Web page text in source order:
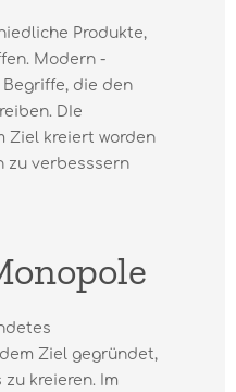
Produkte,
Modern -
die den
DIe
Ziel kreiert worden
zu verbesssern
Ziel gegründet,
kreieren. Im